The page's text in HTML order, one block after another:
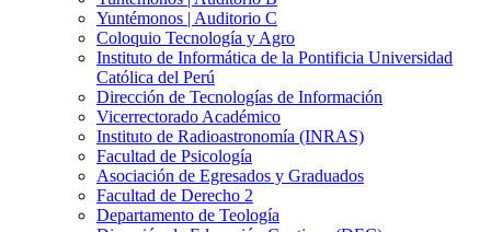
Yuntémonos | Auditorio C
Coloquio Tecnología y Agro
Instituto de Informática de la Pontificia Universidad
Católica del Perú
Dirección de Tecnologías de Información
Vicerrectorado Académico
Instituto de Radioastronomía (INRAS)
Facultad de Psicología
Asociación de Egresados y Graduados
Facultad de Derecho 2
Departamento de Teología